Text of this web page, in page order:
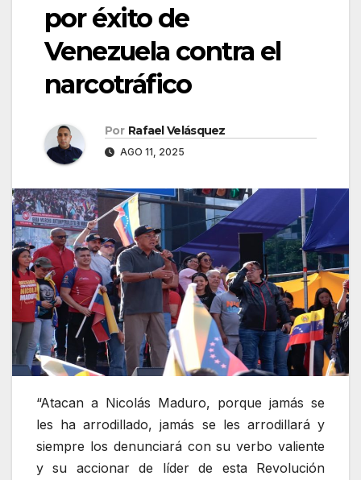
por éxito de
Venezuela contra el
narcotráfico
Por Rafael Velásquez
AGO 11, 2025
“Atacan a Nicolás Maduro, porque jamás se
les ha arrodillado, jamás se les arrodillará y
siempre los denunciará con su verbo valiente
y su accionar de líder de esta Revolución